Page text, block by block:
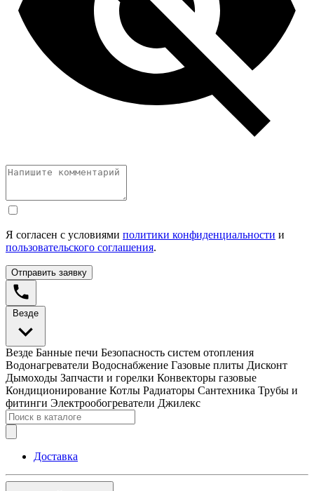
Я согласен с условиями политики конфиденциальности и
пользовательского соглашения.
Отправить заявку
Везде
Везде Банные печи Безопасность систем отопления
Водонагреватели Водоснабжение Газовые плиты Дисконт
Дымоходы Запчасти и горелки Конвекторы газовые
Кондиционирование Котлы Радиаторы Сантехника Трубы и
фитинги Электрообогреватели Джилекс
Доставка